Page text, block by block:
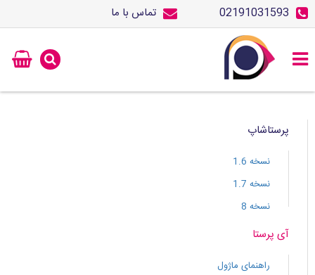
02191031593 تماس با ما
پرستاشاپ
نسخه 1.6
نسخه 1.7
نسخه 8
آی پرستا
راهنمای ماژول